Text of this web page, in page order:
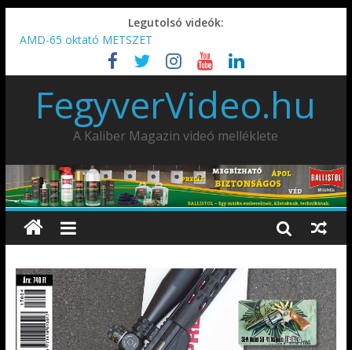
Legutolsó videók:
AMD-65 oktató METSZET
Umarex TPX50 .50 paintball/pepperball/traumatikus marker
IDÉN IS INDUL: Fegyvertervező- és gyártó szakmérnöki,
illetve szakspecialista képzés!!!
IWA2026 – Puskák 1. rész
Ardesa Patriot “FAPADOS” .45 elöltöltő perkussziós pisztoly
FegyverVideo.hu
A Kaliber Magazin videó melléklete